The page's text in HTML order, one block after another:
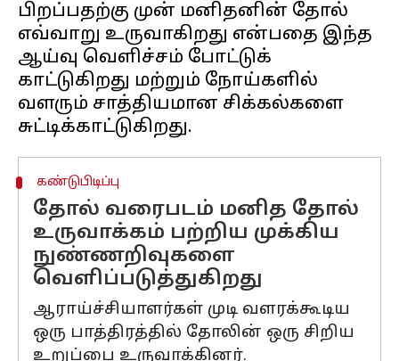
பிறப்பதற்கு முன் மனிதனின் தோல்
எவ்வாறு உருவாகிறது என்பதை இந்த
ஆய்வு வெளிச்சம் போட்டுக்
காட்டுகிறது மற்றும் நோய்களில்
வளரும் சாத்தியமான சிக்கல்களை
கண்டுபிடிப்பு
தோல் வரைபடம் மனித தோல்
உருவாக்கம் பற்றிய முக்கிய
நுண்ணறிவுகளை
வெளிப்படுத்துகிறது
ஆராய்ச்சியாளர்கள் முடி வளரக்கூடிய
ஒரு பாத்திரத்தில் தோலின் ஒரு சிறிய
உறுப்பை உருவாக்கினர்.